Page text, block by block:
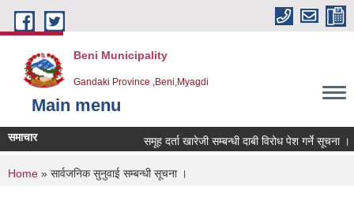
Skip to main content
Beni Municipality
Gandaki Province ,Beni,Myagdi
Main menu
समाचार समूह दर्ता खारेजी सम्बन्धी दाबी विरोध पेश गर्ने सूचना ।
You are here
Home » सार्वजनिक सुनुवाई सम्बन्धी सूचना ।